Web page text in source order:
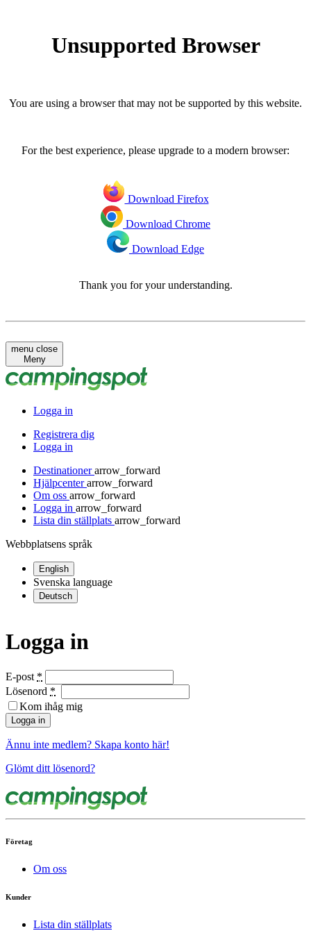
Unsupported Browser
You are using a browser that may not be supported by this website.
For the best experience, please upgrade to a modern browser:
Download Firefox
Download Chrome
Download Edge
Thank you for your understanding.
menu close
Meny
Logga in
Registrera dig
Logga in
Destinationerarrow_forward
Hjälpcenterarrow_forward
Om oss arrow_forward
Logga in arrow_forward
Lista din ställplats arrow_forward
Webbplatsens språk
English
Svenska language
Deutsch
Logga in
E-post *
Lösenord *
Kom ihåg mig
Ännu inte medlem? Skapa konto här!
Glömt ditt lösenord?
Företag
Om oss
Kunder
Lista din ställplats